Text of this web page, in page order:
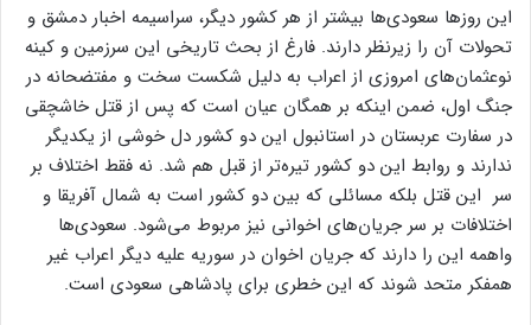
این روزها سعودی‌ها بیشتر از هر کشور دیگر، سراسیمه اخبار دمشق و
تحولات آن را زیرنظر دارند. فارغ از بحث تاریخی این سرزمین و کینه
نوعثمان‌های امروزی از اعراب به دلیل شکست سخت و مفتضحانه در
جنگ اول، ضمن اینکه بر همگان عیان است که پس از قتل خاشچقی
در سفارت عربستان در استانبول این دو کشور دل خوشی از یکدیگر
ندارند و روابط این دو کشور تیره‌تر از قبل هم شد. نه فقط اختلاف بر
سر این قتل بلکه مسائلی که بین دو کشور است به شمال آفریقا و
اختلافات بر سر جریان‌های اخوانی نیز مربوط می‌شود. سعودی‌ها
واهمه این را دارند که جریان اخوان در سوریه علیه دیگر اعراب غیر
همفکر متحد شوند که این خطری برای پادشاهی سعودی است.